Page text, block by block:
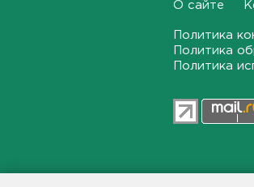
Сборная России с
Ленобласти взяла золото на
чемпионате Европы
Жару в Ленобласти
грозы и ветер до 15 м/с
О сайте
Политика
Политика
Политика